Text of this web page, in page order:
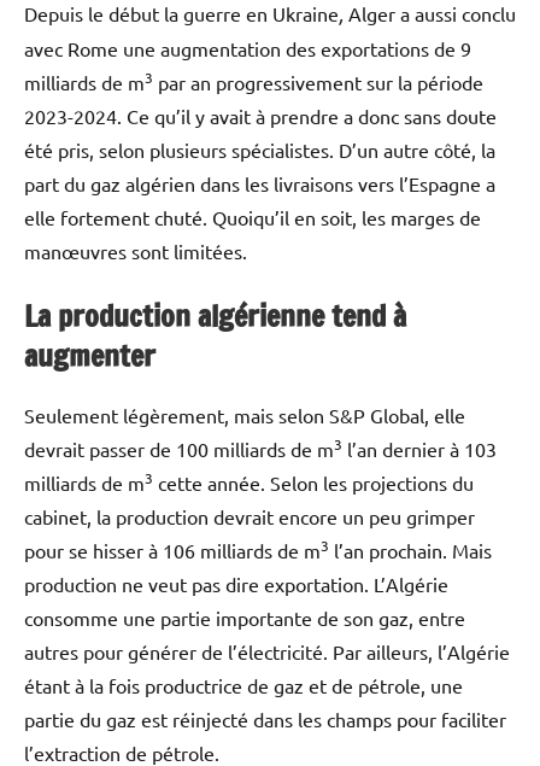
Depuis le début la guerre en Ukraine, Alger a aussi conclu
avec Rome une augmentation des exportations de 9
milliards de m3 par an progressivement sur la période
2023-2024. Ce qu’il y avait à prendre a donc sans doute
été pris, selon plusieurs spécialistes. D’un autre côté, la
part du gaz algérien dans les livraisons vers l’Espagne a
elle fortement chuté. Quoiqu’il en soit, les marges de
manœuvres sont limitées.
La production algérienne tend à
augmenter
Seulement légèrement, mais selon S&P Global, elle
devrait passer de 100 milliards de m3 l’an dernier à 103
milliards de m3 cette année. Selon les projections du
cabinet, la production devrait encore un peu grimper
pour se hisser à 106 milliards de m3 l’an prochain. Mais
production ne veut pas dire exportation. L’Algérie
consomme une partie importante de son gaz, entre
autres pour générer de l’électricité. Par ailleurs, l’Algérie
étant à la fois productrice de gaz et de pétrole, une
partie du gaz est réinjecté dans les champs pour faciliter
l’extraction de pétrole.